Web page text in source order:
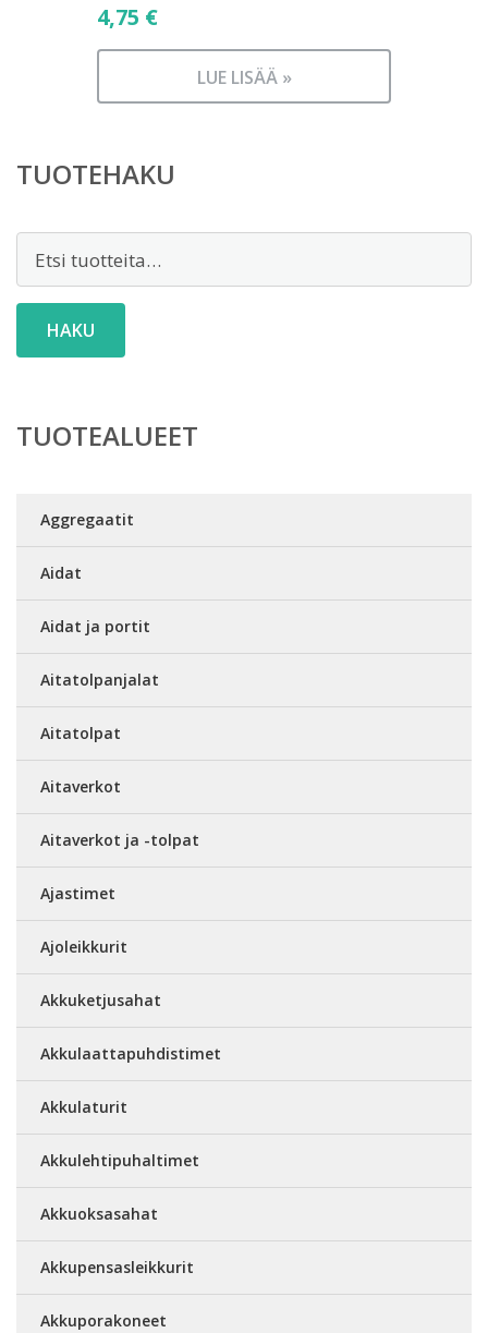
4,75 €
LUE LISÄÄ »
TUOTEHAKU
Etsi:
HAKU
TUOTEALUEET
Aggregaatit
Aidat
Aidat ja portit
Aitatolpanjalat
Aitatolpat
Aitaverkot
Aitaverkot ja -tolpat
Ajastimet
Ajoleikkurit
Akkuketjusahat
Akkulaattapuhdistimet
Akkulaturit
Akkulehtipuhaltimet
Akkuoksasahat
Akkupensasleikkurit
Akkuporakoneet